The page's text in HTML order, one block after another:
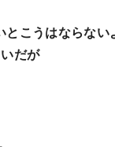
とこうはならない
だが